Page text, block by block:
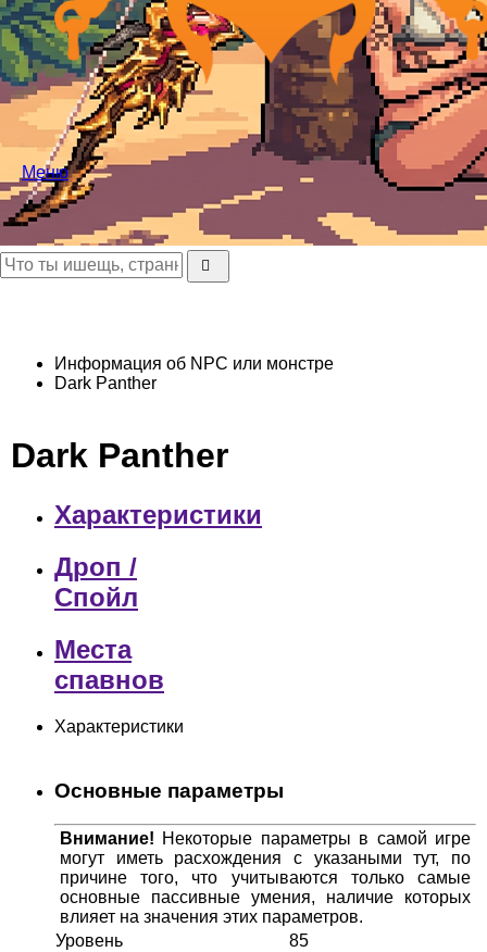
Меню
Информация об NPC или монстре
Dark Panther
Dark Panther
Характеристики
Дроп /
Спойл
Места
спавнов
Характеристики
Основные параметры
Внимание! Некоторые параметры в самой игре
могут иметь расхождения с указаными тут, по
причине того, что учитываются только самые
основные пассивные умения, наличие которых
влияет на значения этих параметров.
Уровень
85